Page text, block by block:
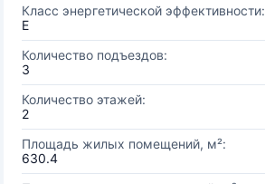
Класс энергетической эффективности:
E
Количество подъездов:
3
Количество этажей:
2
Площадь жилых помещений, м²:
630.4